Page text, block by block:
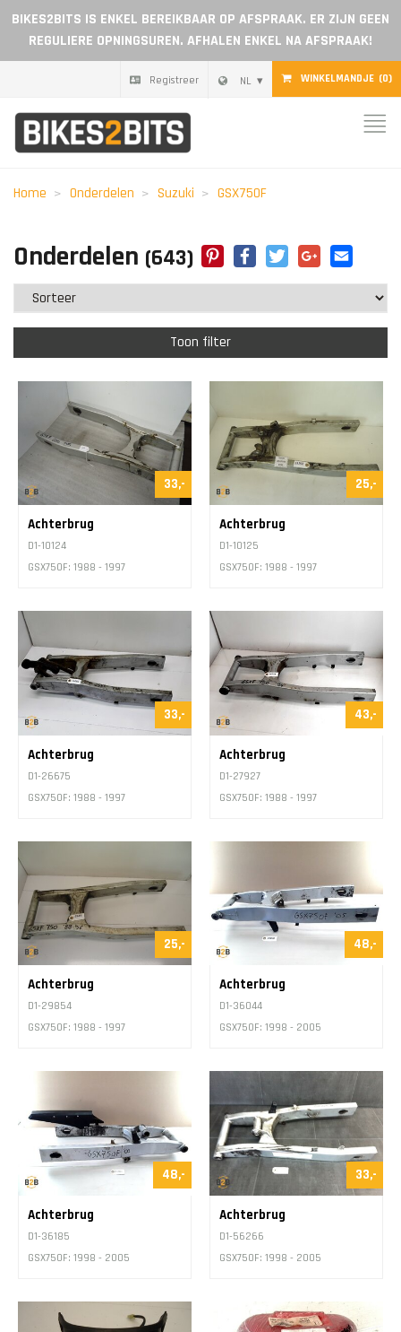
BIKES2BITS IS ENKEL BEREIKBAAR OP AFSPRAAK. ER ZIJN GEEN
REGULIERE OPNINGSUREN. AFHALEN ENKEL NA AFSPRAAK!
WINKELMANDJE (0)
NL
Registreer
Home
Dealer worden
Reviews
Contact
Home Onderdelen Suzuki GSX750F
Onderdelen (643) Pinterest
Facebook
Twitter
Toon filter
33,-
Achterbrug
D1-10124
GSX750F: 1988 - 1997
25,-
Achterbrug
D1-10125
GSX750F: 1988 - 1997
33,-
Achterbrug
D1-26675
GSX750F: 1988 - 1997
43,-
Achterbrug
D1-27927
GSX750F: 1988 - 1997
25,-
Achterbrug
D1-29854
GSX750F: 1988 - 1997
48,-
Achterbrug
D1-36044
GSX750F: 1998 - 2005
48,-
Achterbrug
D1-36185
GSX750F: 1998 - 2005
33,-
Achterbrug
D1-56266
GSX750F: 1998 - 2005